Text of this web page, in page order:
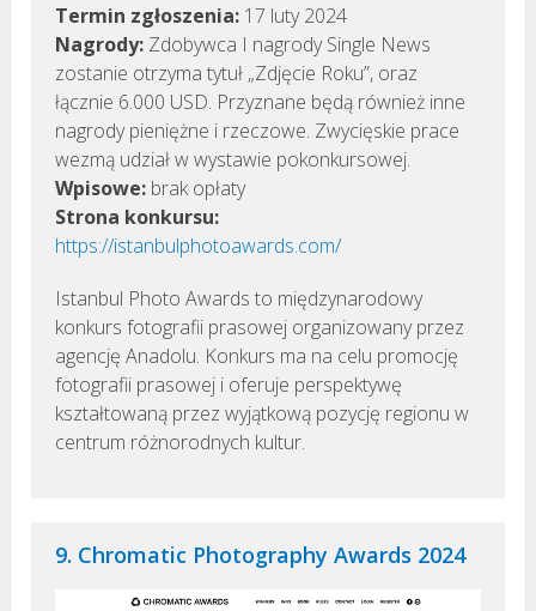
Termin zgłoszenia: 17 luty 2024
Nagrody: Zdobywca I nagrody Single News
zostanie otrzyma tytuł „Zdjęcie Roku”, oraz
łącznie 6.000 USD. Przyznane będą również inne
nagrody pieniężne i rzeczowe. Zwycięskie prace
wezmą udział w wystawie pokonkursowej.
Wpisowe: brak opłaty
Strona konkursu:
https://istanbulphotoawards.com/
Istanbul Photo Awards to międzynarodowy
konkurs fotografii prasowej organizowany przez
agencję Anadolu. Konkurs ma na celu promocję
fotografii prasowej i oferuje perspektywę
kształtowaną przez wyjątkową pozycję regionu w
centrum różnorodnych kultur.
9. Chromatic Photography Awards 2024